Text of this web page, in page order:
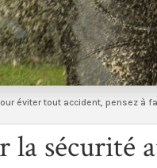
éviter tout accident, pensez à
sécurité